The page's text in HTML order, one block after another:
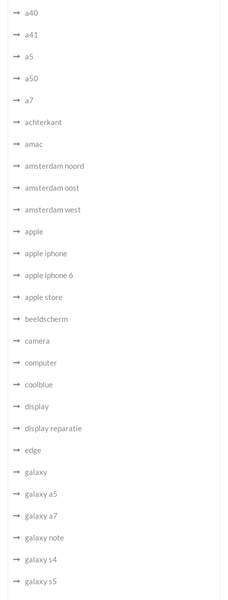
a40
a41
a5
a50
a7
achterkant
amac
amsterdam noord
amsterdam oost
amsterdam west
apple
apple iphone
apple iphone 6
apple store
beeldscherm
camera
computer
coolblue
display
display reparatie
edge
galaxy
galaxy a5
galaxy a7
galaxy note
galaxy s4
galaxy s5